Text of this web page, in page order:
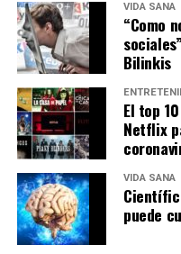
VIDA SANA
“Como
Bilinkis
El top
Netflix
VIDA SANA
puede